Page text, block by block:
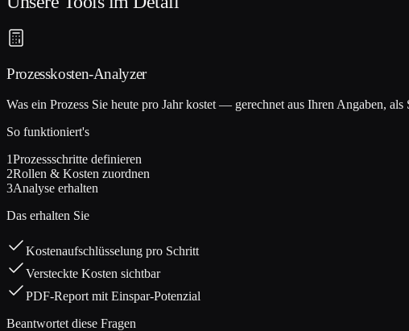
Prozesskosten-Analyzer
Was ein Prozess Sie heute pro Jahr kostet — gerechnet aus Ihren Angaben, als
So funktioniert's
1Prozessschritte definieren
2Rollen & Kosten zuordnen
3Analyse erhalten
Das erhalten Sie
Kostenaufschlüsselung pro Schritt
Versteckte Kosten sichtbar
PDF-Report mit Einspar-Potenzial
Beantwortet diese Fragen